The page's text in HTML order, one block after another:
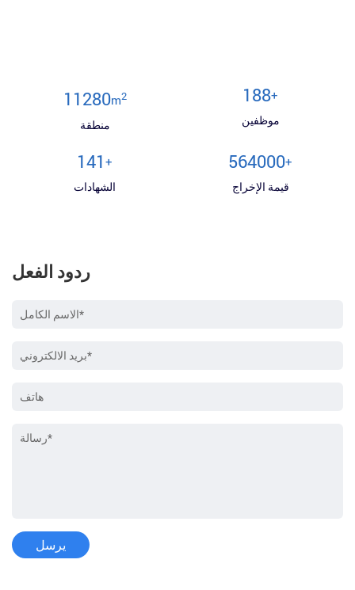
12000m2
منطقة
200+
موظفين
150 +
الشهادات
600000+
قيمة الإخراج
ردود الفعل